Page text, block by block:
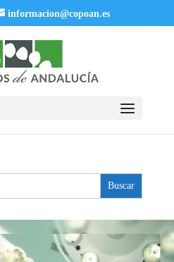
informacion@copoan.es